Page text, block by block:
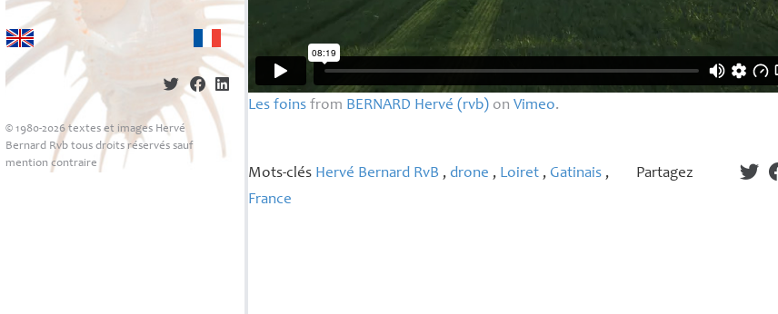
© 1980-2026 textes et images Hervé
Bernard Rvb tous droits réservés sauf
mention contraire
Les foins from BERNARD Hervé (rvb) onVimeo.
Mots-clés Hervé Bernard RvB ,drone , Loiret ,Gatinais ,
France
Partagez